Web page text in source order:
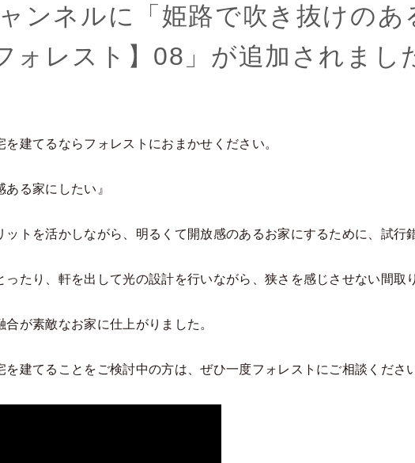
ンネルに「姫路で吹き抜けのあ
ォレスト】08」が追加されまし
建てるならフォレストにおまかせください。
ある家にしたい』
トを活かしながら、明るくて開放感のあるお家にするために、試行
たり、軒を出して光の設計を行いながら、狭さを感じさせない間取
が素敵なお家に仕上がりました。
建てることをご検討中の方は、ぜひ一度フォレストにご相談くださ